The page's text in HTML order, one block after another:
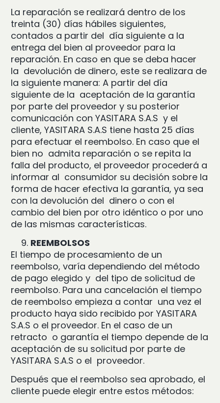
La reparación se realizará dentro de los
treinta (30) días hábiles siguientes,
contados a partir del día siguiente a la
entrega del bien al proveedor para la
reparación. En caso en que se deba hacer
la devolución de dinero, este se realizara de
la siguiente manera: A partir del día
siguiente de la aceptación de la garantía
por parte del proveedor y su posterior
comunicación con YASITARA S.A.S y el
cliente, YASITARA S.A.S tiene hasta 25 días
para efectuar el reembolso. En caso que el
bien no admita reparación o se repita la
falla del producto, el proveedor procederá a
informar al consumidor su decisión sobre la
forma de hacer efectiva la garantía, ya sea
con la devolución del dinero o con el
cambio del bien por otro idéntico o por uno
de las mismas características.
REEMBOLSOS
El tiempo de procesamiento de un
reembolso, varía dependiendo del método
de pago elegido y del tipo de solicitud de
reembolso. Para una cancelación el tiempo
de reembolso empieza a contar una vez el
producto haya sido recibido por YASITARA
S.A.S o el proveedor. En el caso de un
retracto o garantía el tiempo depende de la
aceptación de su solicitud por parte de
YASITARA S.A.S o el proveedor.
Después que el reembolso sea aprobado, el
cliente puede elegir entre estos métodos: